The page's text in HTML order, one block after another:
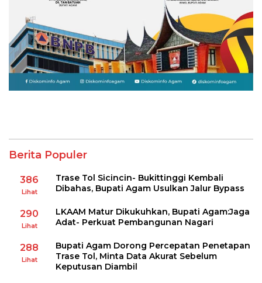
Berita Populer
386
Lihat
Trase Tol Sicincin- Bukittinggi Kembali
Dibahas, Bupati Agam Usulkan Jalur Bypass
290
Lihat
LKAAM Matur Dikukuhkan, Bupati Agam:Jaga
Adat- Perkuat Pembangunan Nagari
288
Lihat
Bupati Agam Dorong Percepatan Penetapan
Trase Tol, Minta Data Akurat Sebelum
Keputusan Diambil